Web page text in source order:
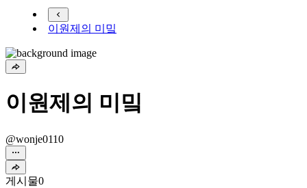
이원제의 미밐
이원제의 미밐
@wonje0110
게시물0